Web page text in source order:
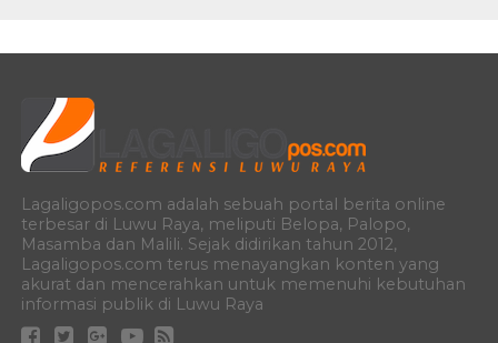
Lagaligopos.com adalah sebuah portal berita online
terbesar di Luwu Raya, meliputi Belopa, Palopo,
Masamba dan Malili. Sejak didirikan tahun 2012,
Lagaligopos.com terus menayangkan konten yang
akurat dan mencerahkan untuk memenuhi kebutuhan
informasi publik di Luwu Raya